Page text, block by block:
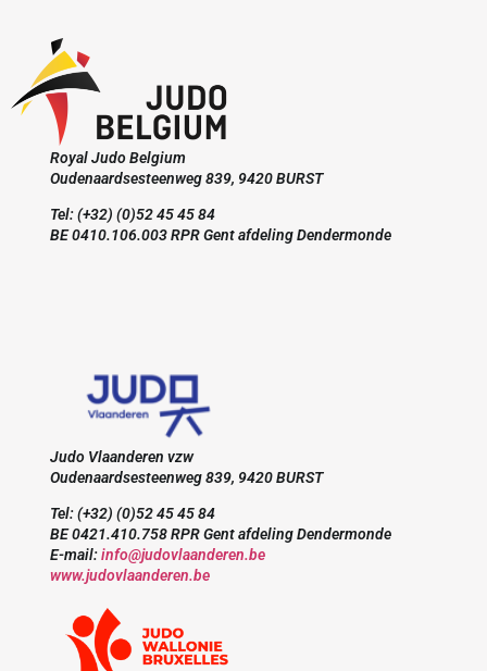
Royal Judo Belgium
Oudenaardsesteenweg 839, 9420 BURST
Tel: (+32) (0)52 45 45 84
BE 0410.106.003 RPR Gent afdeling Dendermonde
Judo Vlaanderen vzw
Oudenaardsesteenweg 839, 9420 BURST
Tel: (+32) (0)52 45 45 84
BE 0421.410.758 RPR Gent afdeling Dendermonde
E-mail:info@judovlaanderen.be
www.judovlaanderen.be